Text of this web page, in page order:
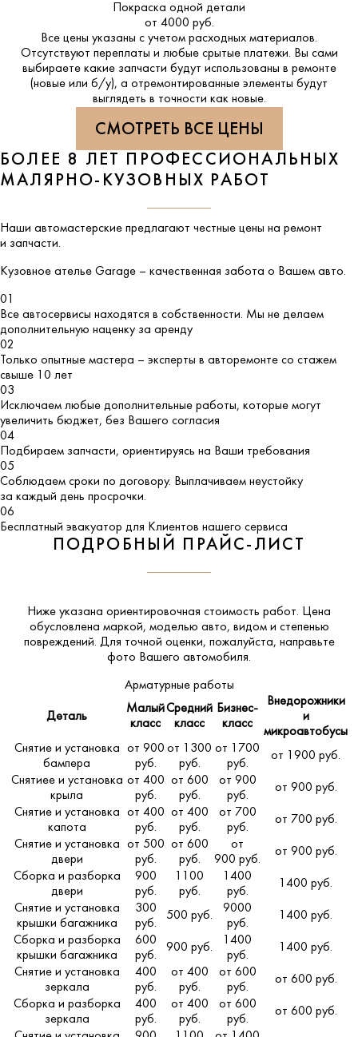
Покраска одной детали
от 4000 руб.
Все цены указаны с учетом расходных материалов.
Отсутствуют переплаты и любые срытые платежи. Вы сами
выбираете какие запчасти будут использованы в ремонте
(новые или б/у), а отремонтированные элементы будут
выглядеть в точности как новые.
СМОТРЕТЬ ВСЕ ЦЕНЫ
БОЛЕЕ 8 ЛЕТ ПРОФЕССИОНАЛЬНЫХ
МАЛЯРНО-КУЗОВНЫХ РАБОТ
Наши автомастерские предлагают честные цены на ремонт
и запчасти.
Кузовное ателье Garage – качественная забота о Вашем авто.
01
Все автосервисы находятся в собственности. Мы не делаем
дополнительную наценку за аренду
02
Только опытные мастера – эксперты в авторемонте со стажем
свыше 10 лет
03
Исключаем любые дополнительные работы, которые могут
увеличить бюджет, без Вашего согласия
04
Подбираем запчасти, ориентируясь на Ваши требования
05
Соблюдаем сроки по договору. Выплачиваем неустойку
за каждый день просрочки.
06
Бесплатный эвакуатор для Клиентов нашего сервиса
ПОДРОБНЫЙ ПРАЙС-ЛИСТ
Ниже указана ориентировочная стоимость работ. Цена
обусловлена маркой, моделью авто, видом и степенью
повреждений. Для точной оценки, пожалуйста, направьте
фото Вашего автомобиля.
Арматурные работы
Деталь
Малый
класс
Средний
класс
Бизнес-
класс
Внедорожники
и
микроавтобусы
Снятие и установка
бампера
от 900
руб.
от 1300
руб.
от 1700
руб.
от 1900 руб.
Снятиее и установка
крыла
от 400
руб.
от 600
руб.
от 900
руб.
от 900 руб.
Снятие и установка
капота
от 400
руб.
от 400
руб.
от 700
руб.
от 700 руб.
Снятие и установка
двери
от 500
руб.
от 600
руб.
от
900 руб.
от 900 руб.
Сборка и разборка
двери
900
руб.
1100
руб.
1400
руб.
1400 руб.
Снятие и установка
крышки багажника
300
руб.
500 руб.
9000
руб.
1400 руб.
Сборка и разборка
крышки багажника
600
руб.
900 руб.
1400
руб.
1400 руб.
Снятие и установка
зеркала
400
руб.
от 400
руб.
от 600
руб.
от 600 руб.
Сборка и разборка
зеркала
400
руб.
от 400
руб.
от 600
руб.
от 600 руб.